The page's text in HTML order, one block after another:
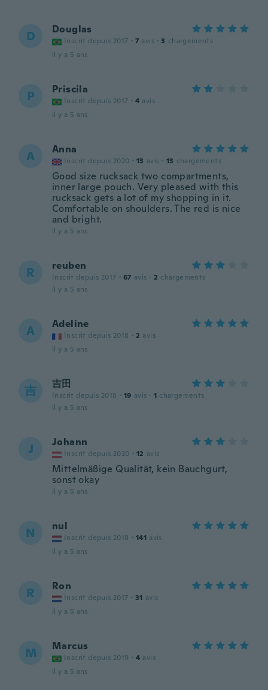
D Douglas
Inscrit depuis 2017 · 7 avis · 3 chargements
il y a 5 ans
P Priscila
Inscrit depuis 2017 · 4 avis
il y a 5 ans
A Anna
Inscrit depuis 2020 · 13 avis · 13 chargements
Good size rucksack two compartments,
inner large pouch. Very pleased with this
rucksack gets a lot of my shopping in it.
Comfortable on shoulders. The red is nice
and bright.
il y a 5 ans
R reuben
Inscrit depuis 2017 · 67 avis · 2 chargements
il y a 5 ans
A Adeline
Inscrit depuis 2018 · 2 avis
il y a 5 ans
吉 吉田
Inscrit depuis 2018 · 19 avis · 1 chargements
il y a 5 ans
J Johann
Inscrit depuis 2020 · 12 avis
Mittelmäßige Qualität, kein Bauchgurt,
sonst okay
il y a 5 ans
N nul
Inscrit depuis 2018 · 141 avis
il y a 5 ans
R Ron
Inscrit depuis 2017 · 31 avis
il y a 5 ans
M Marcus
Inscrit depuis 2019 · 4 avis
il y a 5 ans